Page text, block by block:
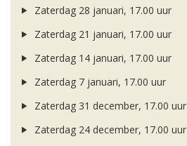
Zaterdag 28 januari, 17.00 uur
Zaterdag 21 januari, 17.00 uur
Zaterdag 14 januari, 17.00 uur
Zaterdag 7 januari, 17.00 uur
Zaterdag 31 december, 17.00 uur
Zaterdag 24 december, 17.00 uur